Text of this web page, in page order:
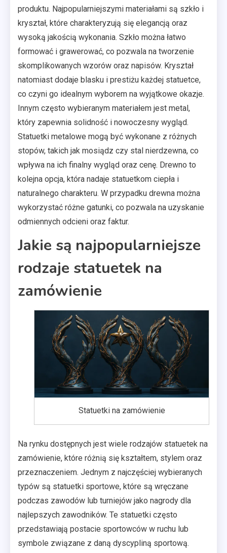
produktu. Najpopularniejszymi materiałami są szkło i
kryształ, które charakteryzują się elegancją oraz
wysoką jakością wykonania. Szkło można łatwo
formować i grawerować, co pozwala na tworzenie
skomplikowanych wzorów oraz napisów. Kryształ
natomiast dodaje blasku i prestiżu każdej statuetce,
co czyni go idealnym wyborem na wyjątkowe okazje.
Innym często wybieranym materiałem jest metal,
który zapewnia solidność i nowoczesny wygląd.
Statuetki metalowe mogą być wykonane z różnych
stopów, takich jak mosiądz czy stal nierdzewna, co
wpływa na ich finalny wygląd oraz cenę. Drewno to
kolejna opcja, która nadaje statuetkom ciepła i
naturalnego charakteru. W przypadku drewna można
wykorzystać różne gatunki, co pozwala na uzyskanie
odmiennych odcieni oraz faktur.
Jakie są najpopularniejsze
rodzaje statuetek na
zamówienie
Statuetki na zamówienie
Na rynku dostępnych jest wiele rodzajów statuetek na
zamówienie, które różnią się kształtem, stylem oraz
przeznaczeniem. Jednym z najczęściej wybieranych
typów są statuetki sportowe, które są wręczane
podczas zawodów lub turniejów jako nagrody dla
najlepszych zawodników. Te statuetki często
przedstawiają postacie sportowców w ruchu lub
symbole związane z daną dyscypliną sportową.